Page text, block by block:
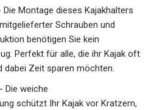
Montage dieses Kajakhalters
Schrauben und
benötigen Sie kein
Perfekt für alle, die ihr Kajak oft
dabei Zeit sparen möchten.
Die weiche
schützt Ihr Kajak vor Kratzern,